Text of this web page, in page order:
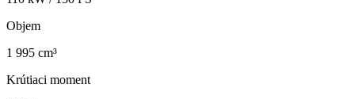
Objem
1 995 cm³
Krútiaci moment